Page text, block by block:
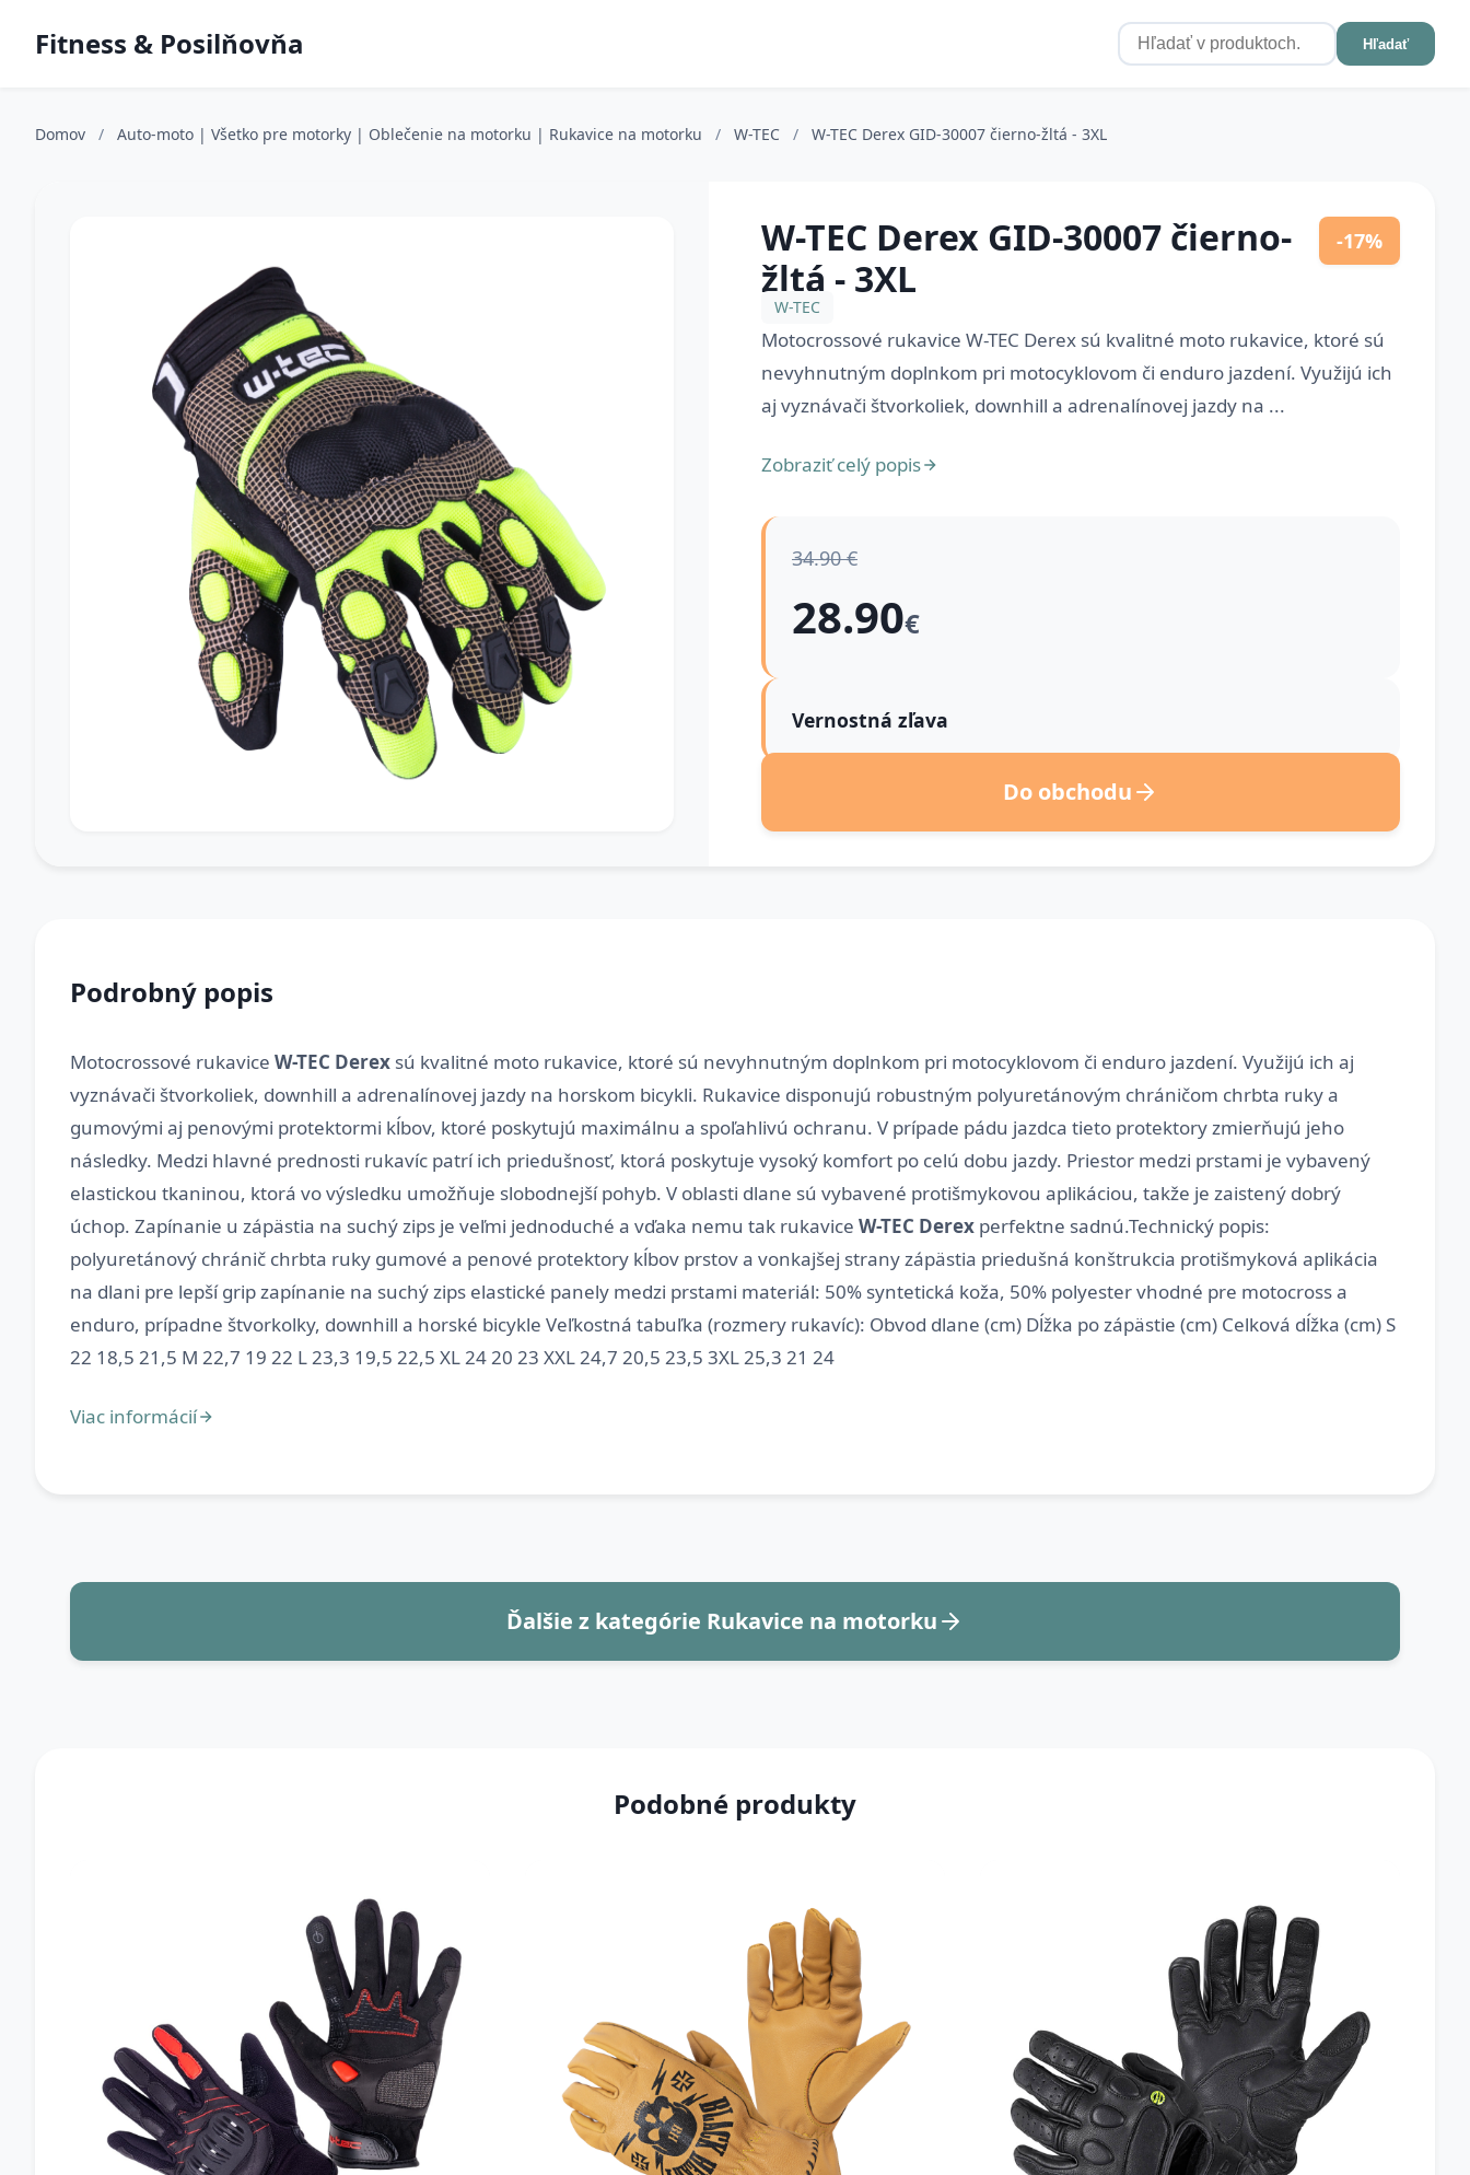
Fitness & Posilňovňa Hľadať
Domov / Auto-moto | Všetko pre motorky | Oblečenie na motorku | Rukavice na motorku / W-TEC / W-TEC Derex GID-30007 čierno-žltá - 3XL
W-TEC Derex GID-30007 čierno-
žltá - 3XL
-17%
W-TEC
Motocrossové rukavice W-TEC Derex sú kvalitné moto rukavice, ktoré sú
nevyhnutným doplnkom pri motocyklovom či enduro jazdení. Využijú ich
aj vyznávači štvorkoliek, downhill a adrenalínovej jazdy na ...
Zobraziť celý popis
34.90 €
28.90€
Vernostná zľava
Do obchodu
Podrobný popis
Motocrossové rukavice W-TEC Derex sú kvalitné moto rukavice, ktoré sú nevyhnutným doplnkom pri motocyklovom či enduro jazdení. Využijú ich aj
vyznávači štvorkoliek, downhill a adrenalínovej jazdy na horskom bicykli. Rukavice disponujú robustným polyuretánovým chráničom chrbta ruky a
gumovými aj penovými protektormi kĺbov, ktoré poskytujú maximálnu a spoľahlivú ochranu. V prípade pádu jazdca tieto protektory zmierňujú jeho
následky. Medzi hlavné prednosti rukavíc patrí ich priedušnosť, ktorá poskytuje vysoký komfort po celú dobu jazdy. Priestor medzi prstami je vybavený
elastickou tkaninou, ktorá vo výsledku umožňuje slobodnejší pohyb. V oblasti dlane sú vybavené protišmykovou aplikáciou, takže je zaistený dobrý
úchop. Zapínanie u zápästia na suchý zips je veľmi jednoduché a vďaka nemu tak rukavice W-TEC Derex perfektne sadnú.Technický popis:
polyuretánový chránič chrbta ruky gumové a penové protektory kĺbov prstov a vonkajšej strany zápästia priedušná konštrukcia protišmyková aplikácia
na dlani pre lepší grip zapínanie na suchý zips elastické panely medzi prstami materiál: 50% syntetická koža, 50% polyester vhodné pre motocross a
enduro, prípadne štvorkolky, downhill a horské bicykle Veľkostná tabuľka (rozmery rukavíc): Obvod dlane (cm) Dĺžka po zápästie (cm) Celková dĺžka (cm) S
Ďalšie z kategórie Rukavice na motorku
Podobné produkty